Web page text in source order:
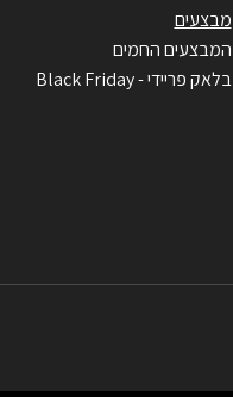
מבצעים
המבצעים החמים
בלאק פריידי - Black Friday